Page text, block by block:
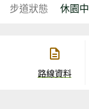
步道狀態 休園中
路線資料